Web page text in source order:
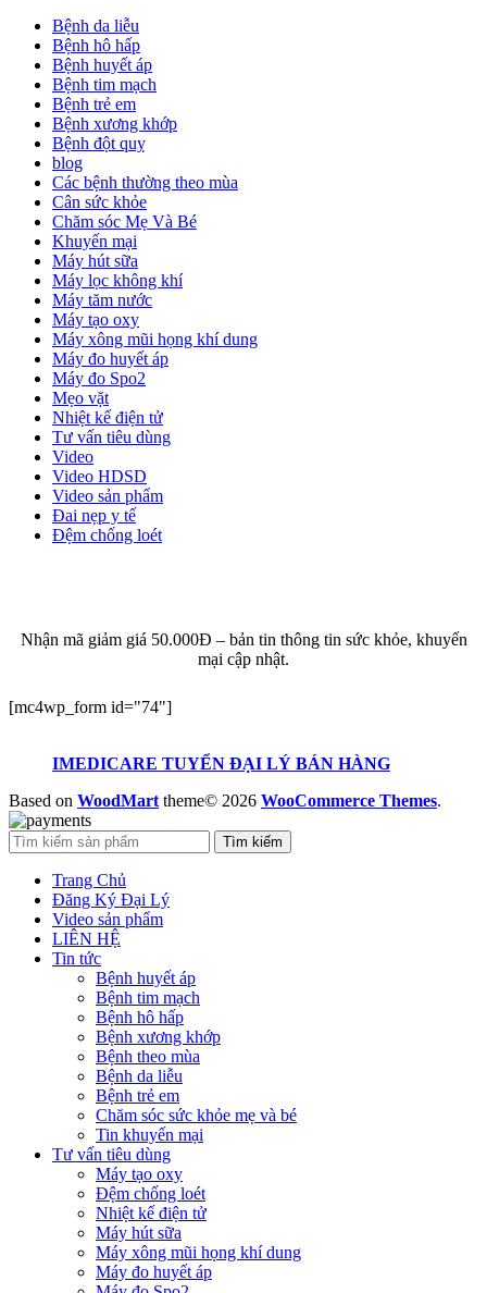
Bệnh da liễu
Bệnh hô hấp
Bệnh huyết áp
Bệnh tim mạch
Bệnh trẻ em
Bệnh xương khớp
Bệnh đột quỵ
blog
Các bệnh thường theo mùa
Cân sức khỏe
Chăm sóc Mẹ Và Bé
Khuyến mại
Máy hút sữa
Máy lọc không khí
Máy tăm nước
Máy tạo oxy
Máy xông mũi họng khí dung
Máy đo huyết áp
Máy đo Spo2
Mẹo vặt
Nhiệt kế điện tử
Tư vấn tiêu dùng
Video
Video HDSD
Video sản phẩm
Đai nẹp y tế
Đệm chống loét
Nhận mã giảm giá 50.000Đ – bản tin thông tin sức khỏe, khuyến
mại cập nhật.
[mc4wp_form id="74"]
IMEDICARE TUYỂN ĐẠI LÝ BÁN HÀNG
Based on WoodMart theme© 2026 WooCommerce Themes.
Tìm kiếm
Trang Chủ
Đăng Ký Đại Lý
Video sản phẩm
LIÊN HỆ
Tin tức
Bệnh huyết áp
Bệnh tim mạch
Bệnh hô hấp
Bệnh xương khớp
Bệnh theo mùa
Bệnh da liễu
Bệnh trẻ em
Chăm sóc sức khỏe mẹ và bé
Tin khuyến mại
Tư vấn tiêu dùng
Máy tạo oxy
Đệm chống loét
Nhiệt kế điện tử
Máy hút sữa
Máy xông mũi họng khí dung
Máy đo huyết áp